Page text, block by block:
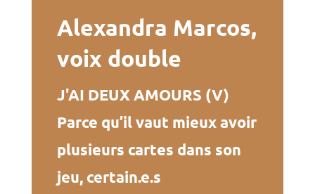
Alexandra Marcos,
voix double
J'AI DEUX AMOURS (V)
Parce qu’il vaut mieux avoir
plusieurs cartes dans son
jeu, certain.e.s